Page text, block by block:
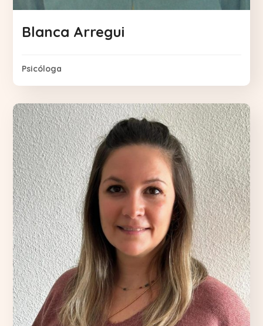
Blanca Arregui
Psicóloga